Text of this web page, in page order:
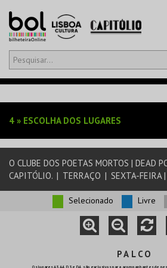
Olá,iniciar sessão
EVENTOS
CARTÕES
4 » ESCOLHA DOS LUGARES
O CLUBE DOS POETAS MORTOS | DEAD
CAPITÓLIO. | TERRAÇO | SEXTA-FEIRA
Selecionado Livre
P A L C O